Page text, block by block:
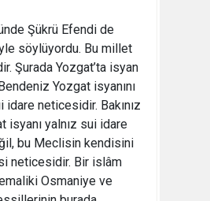
Şükrü Efendi de
söylüyordu. Bu millet
Şurada Yozgat’ta isyan
Yozgat isyanını
neticesidir. Bakınız
isyanı yalnız sui idare
bu Meclisin kendisini
neticesidir. Bir islâm
Osmaniye ve